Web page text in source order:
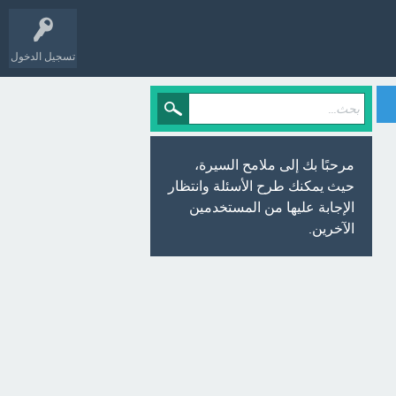
تسجيل الدخول
مرحبًا بك إلى ملامح السيرة،
حيث يمكنك طرح الأسئلة وانتظار
الإجابة عليها من المستخدمين
الآخرين.